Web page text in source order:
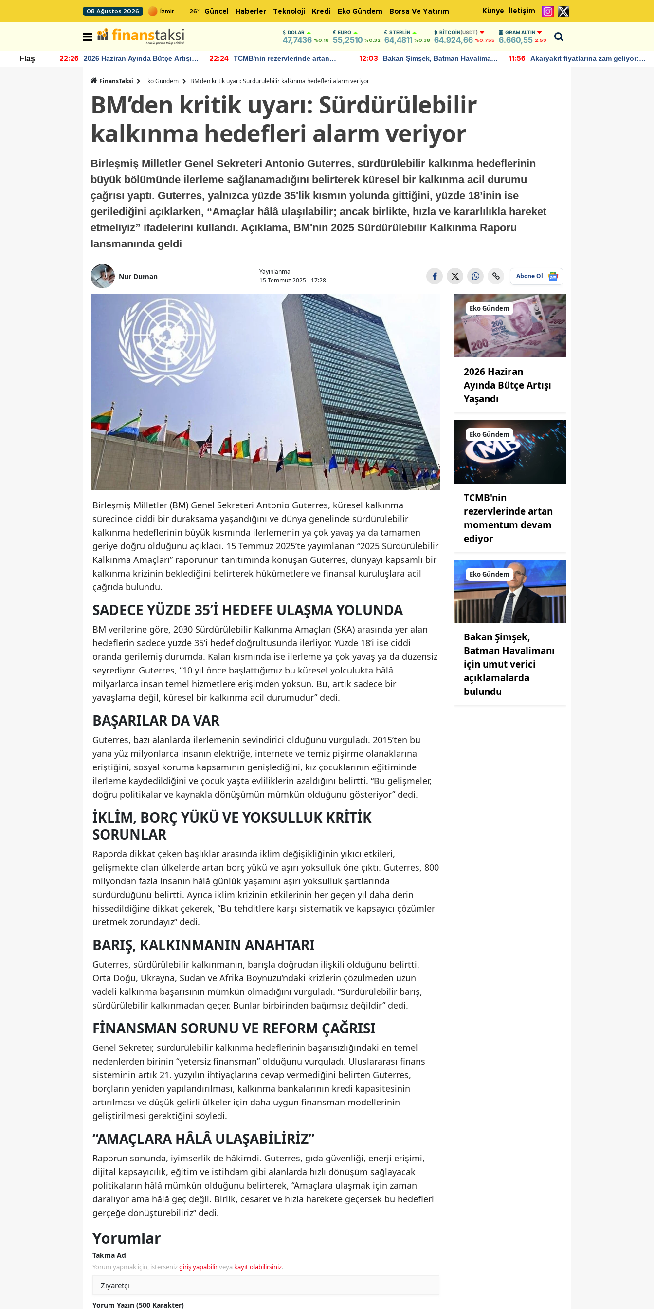
08 Ağustos 2026 26° Güncel Haberler Teknoloji Kredi Eko Gündem Borsa Ve Yatırım Künye İletişim
DOLAR
47,7436 %0.18
EURO
55,2510 %0.32
STERLIN
64,4811 %0.38
BITCOIN(USDT)
64.924,66 %0.755
GRAM ALTIN
6.660,55 2,59
Flaş 22:26
2026 Haziran Ayında Bütçe Artışı
22:24
TCMB'nin rezervlerinde artan
12:03
Bakan Şimşek, Batman Havalimanı
11:56
Akaryakıt fiyatlarına zam geliyor:
FinansTaksi Eko Gündem BM’den kritik uyarı: Sürdürülebilir kalkınma hedefleri alarm veriyor
BM’den kritik uyarı: Sürdürülebilir
kalkınma hedefleri alarm veriyor
Birleşmiş Milletler Genel Sekreteri Antonio Guterres, sürdürülebilir kalkınma hedeflerinin
büyük bölümünde ilerleme sağlanamadığını belirterek küresel bir kalkınma acil durumu
çağrısı yaptı. Guterres, yalnızca yüzde 35'lik kısmın yolunda gittiğini, yüzde 18’inin ise
gerilediğini açıklarken, “Amaçlar hâlâ ulaşılabilir; ancak birlikte, hızla ve kararlılıkla hareket
etmeliyiz” ifadelerini kullandı. Açıklama, BM'nin 2025 Sürdürülebilir Kalkınma Raporu
lansmanında geldi
Nur Duman
Yayınlanma
15 Temmuz 2025 - 17:28
Abone Ol
Birleşmiş Milletler (BM) Genel Sekreteri Antonio Guterres, küresel kalkınma
sürecinde ciddi bir duraksama yaşandığını ve dünya genelinde sürdürülebilir
kalkınma hedeflerinin büyük kısmında ilerlemenin ya çok yavaş ya da tamamen
geriye doğru olduğunu açıkladı. 15 Temmuz 2025’te yayımlanan “2025 Sürdürülebilir
Kalkınma Amaçları” raporunun tanıtımında konuşan Guterres, dünyayı kapsamlı bir
kalkınma krizinin beklediğini belirterek hükümetlere ve finansal kuruluşlara acil
çağrıda bulundu.
SADECE YÜZDE 35’I HEDEFE ULAŞMA YOLUNDA
BM verilerine göre, 2030 Sürdürülebilir Kalkınma Amaçları (SKA) arasında yer alan
hedeflerin sadece yüzde 35’i hedef doğrultusunda ilerliyor. Yüzde 18’i ise ciddi
oranda gerilemiş durumda. Kalan kısmında ise ilerleme ya çok yavaş ya da düzensiz
seyrediyor. Guterres, “10 yıl önce başlattığımız bu küresel yolculukta hâlâ
milyarlarca insan temel hizmetlere erişimden yoksun. Bu, artık sadece bir
yavaşlama değil, küresel bir kalkınma acil durumudur” dedi.
BAŞARILAR DA VAR
Guterres, bazı alanlarda ilerlemenin sevindirici olduğunu vurguladı. 2015’ten bu
yana yüz milyonlarca insanın elektriğe, internete ve temiz pişirme olanaklarına
eriştiğini, sosyal koruma kapsamının genişlediğini, kız çocuklarının eğitiminde
ilerleme kaydedildiğini ve çocuk yaşta evliliklerin azaldığını belirtti. “Bu gelişmeler,
doğru politikalar ve kaynakla dönüşümün mümkün olduğunu gösteriyor” dedi.
İKLIM, BORÇ YÜKÜ VE YOKSULLUK KRITIK
SORUNLAR
Raporda dikkat çeken başlıklar arasında iklim değişikliğinin yıkıcı etkileri,
gelişmekte olan ülkelerde artan borç yükü ve aşırı yoksulluk öne çıktı. Guterres, 800
milyondan fazla insanın hâlâ günlük yaşamını aşırı yoksulluk şartlarında
sürdürdüğünü belirtti. Ayrıca iklim krizinin etkilerinin her geçen yıl daha derin
hissedildiğine dikkat çekerek, “Bu tehditlere karşı sistematik ve kapsayıcı çözümler
üretmek zorundayız” dedi.
BARIŞ, KALKINMANIN ANAHTARI
Guterres, sürdürülebilir kalkınmanın, barışla doğrudan ilişkili olduğunu belirtti.
Orta Doğu, Ukrayna, Sudan ve Afrika Boynuzu’ndaki krizlerin çözülmeden uzun
vadeli kalkınma başarısının mümkün olmadığını vurguladı. “Sürdürülebilir barış,
sürdürülebilir kalkınmadan geçer. Bunlar birbirinden bağımsız değildir” dedi.
FINANSMAN SORUNU VE REFORM ÇAĞRISI
Genel Sekreter, sürdürülebilir kalkınma hedeflerinin başarısızlığındaki en temel
nedenlerden birinin “yetersiz finansman” olduğunu vurguladı. Uluslararası finans
sisteminin artık 21. yüzyılın ihtiyaçlarına cevap vermediğini belirten Guterres,
borçların yeniden yapılandırılması, kalkınma bankalarının kredi kapasitesinin
artırılması ve düşük gelirli ülkeler için daha uygun finansman modellerinin
geliştirilmesi gerektiğini söyledi.
“AMAÇLARA HÂLÂ ULAŞABILIRIZ”
Raporun sonunda, iyimserlik de hâkimdi. Guterres, gıda güvenliği, enerji erişimi,
dijital kapsayıcılık, eğitim ve istihdam gibi alanlarda hızlı dönüşüm sağlayacak
politikaların hâlâ mümkün olduğunu belirterek, “Amaçlara ulaşmak için zaman
daralıyor ama hâlâ geç değil. Birlik, cesaret ve hızla harekete geçersek bu hedefleri
gerçeğe dönüştürebiliriz” dedi.
Yorumlar
Takma Ad
Yorum yapmak için, istersenizgiriş yapabilirveya kayıt olabilirsiniz.
Yorum Yazın (500 Karakter)
Eko Gündem
2026 Haziran
Ayında Bütçe Artışı
Yaşandı
Eko Gündem
TCMB'nin
rezervlerinde artan
momentum devam
ediyor
Eko Gündem
Bakan Şimşek,
Batman Havalimanı
için umut verici
açıklamalarda
bulundu